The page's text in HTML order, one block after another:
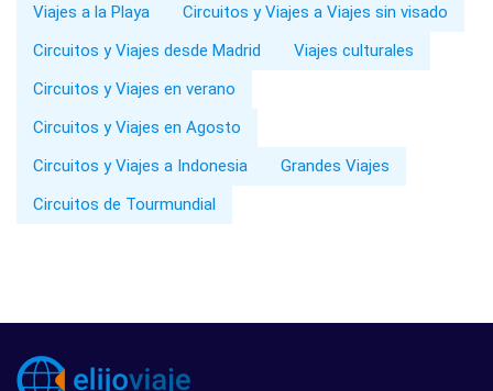
Viajes a la Playa
Circuitos y Viajes a Viajes sin visado
Circuitos y Viajes desde Madrid
Viajes culturales
Circuitos y Viajes en verano
Circuitos y Viajes en Agosto
Circuitos y Viajes a Indonesia
Grandes Viajes
Circuitos de Tourmundial